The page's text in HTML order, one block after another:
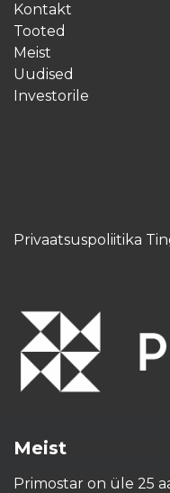
Kontakt
Tooted
Meist
Uudised
Investorile
Privaatsuspoliitika
Meist
Primostar on üle 25